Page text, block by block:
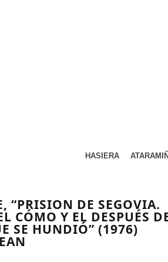
HASIERA
“PRISION DE SEGOVIA.
CÓMO Y EL DESPUÉS
SE HUNDIÓ” (1976)